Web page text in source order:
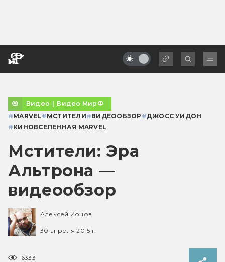
Видео | Видео МирФ
#MARVEL #МСТИТЕЛИ#ВИДЕООБЗОР #ДЖОСС УИДОН
#КИНОВСЕЛЕННАЯ MARVEL
Мстители: Эра
Альтрона —
видеообзор
Алексей Ионов
30 апреля 2015 г.
6333